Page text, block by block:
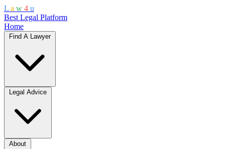
L a w 4 u
Best Legal Platform
Home
Find A Lawyer
Legal Advice
About